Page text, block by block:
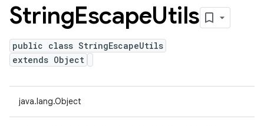
StringEscapeUtils
public class StringEscapeUtils
extends Object
java.lang.Object